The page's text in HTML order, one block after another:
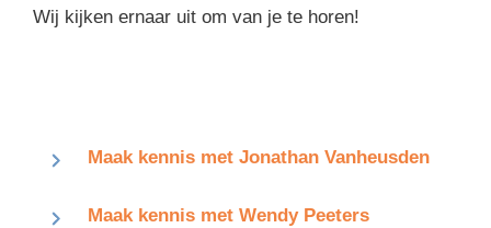
Wij kijken ernaar uit om van je te horen!
Maak kennis met Jonathan Vanheusden
Maak kennis met Wendy Peeters